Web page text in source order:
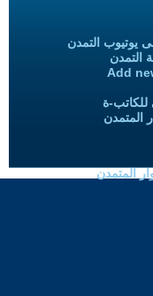
يوتيوب التمدن
التمدن
Add
للكاتب-ة
المتمدن
المتمدن